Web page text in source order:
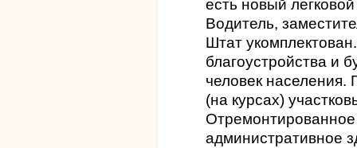
есть новый
Водитель,
Штат
благоустройства и
человек населения.
(на курсах)
административное